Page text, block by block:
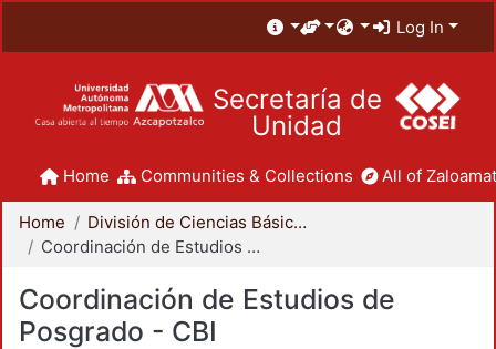
Log In
Secretaría de
Unidad
Home Communities & Collections All of
Home
División de Ciencias Básicas e Ingeniería
Coordinación de Estudios de Posgrado - CBI
Coordinación de Estudios de
Posgrado - CBI